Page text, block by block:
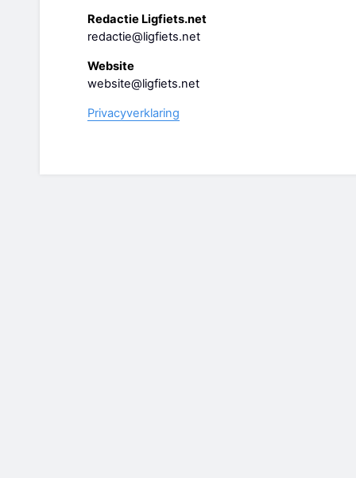
Redactie Ligfiets.net
redactie@ligfiets.net
Website
website@ligfiets.net
Privacyverklaring